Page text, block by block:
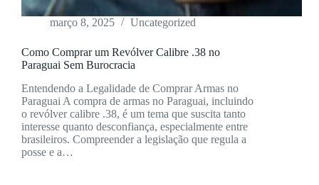
março 8, 2025 Uncategorized
Como Comprar um Revólver Calibre .38 no
Paraguai Sem Burocracia
Entendendo a Legalidade de Comprar Armas no
Paraguai A compra de armas no Paraguai, incluindo
o revólver calibre .38, é um tema que suscita tanto
interesse quanto desconfiança, especialmente entre
brasileiros. Compreender a legislação que regula a
posse e a…